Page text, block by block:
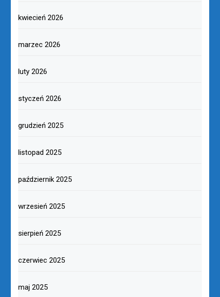
kwiecień 2026
marzec 2026
luty 2026
styczeń 2026
grudzień 2025
listopad 2025
październik 2025
wrzesień 2025
sierpień 2025
czerwiec 2025
maj 2025